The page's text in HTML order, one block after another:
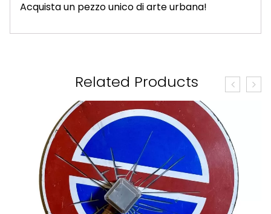
Acquista un pezzo unico di arte urbana!
Related Products